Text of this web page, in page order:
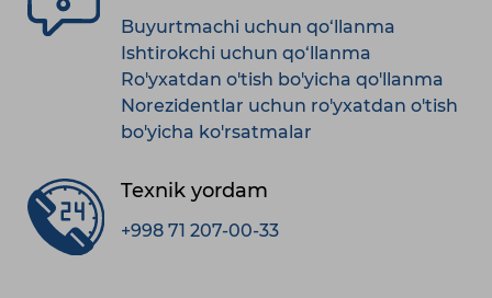
Buyurtmachi uchun qo‘llanma
Ishtirokchi uchun qo‘llanma
Ro'yxatdan o'tish bo'yicha qo'llanma
Norezidentlar uchun ro'yxatdan o'tish
bo'yicha ko'rsatmalar
Texnik yordam
+998 71 207-00-33